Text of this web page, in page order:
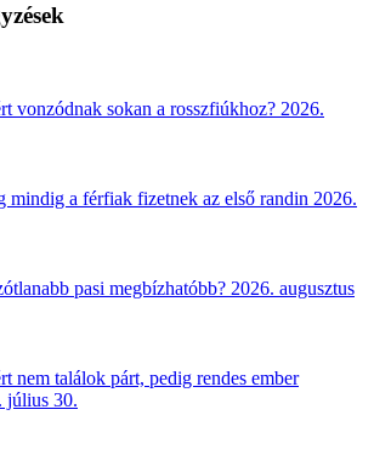
vonzódnak sokan a rosszfiúkhoz? 2026.
mindig a férfiak fizetnek az első randin 2026.
pasi megbízhatóbb? 2026. augusztus
nem találok párt, pedig rendes ember
július 30.